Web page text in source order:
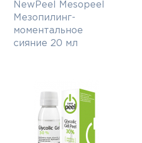
NewPeel Mesopeel
Мезопилинг-
моментальное
сияние 20 мл